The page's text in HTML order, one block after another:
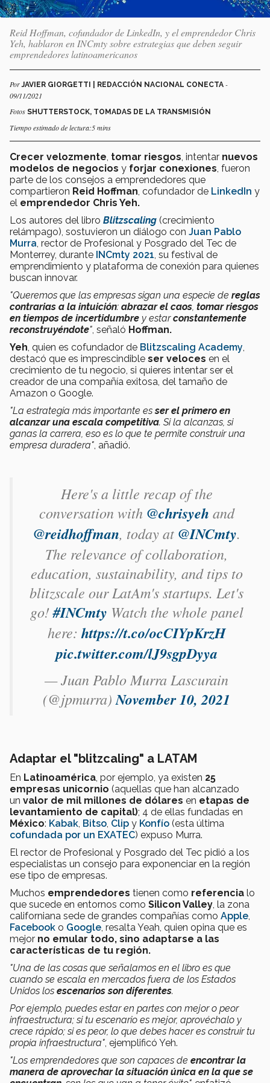
Reid Hoffman, cofundador de LinkedIn, y el emprendedor Chris
Yeh, hablaron en INCmty sobre estrategias que deben seguir
emprendedores latinoamericanos
PorJAVIER GIORGETTI | REDACCIÓN NACIONAL CONECTA -
09/11/2021
Fotos SHUTTERSTOCK, TOMADAS DE LA TRANSMISIÓN
Tiempo estimado de lectura:5 mins
Crecer velozmente tomar riesgos , intentar nuevos
modelos de negocios y forjar conexiones , fueron
parte de los consejos a emprendedores que
compartieron Reid Hoffman , cofundador de LinkedIn y
el emprendedor Chris Yeh.
Los autores del libro Blitzscaling (crecimiento
relámpago), sostuvieron un diálogo con Juan Pablo
Murra , rector de Profesional y Posgrado del Tec de
Monterrey, durante INCmty 2021 , su festival de
emprendimiento y plataforma de conexión para quienes
buscan innovar.
"Queremos que las empresas sigan una especie de reglas
contrarias a la intuición: abrazar el caos tomar riesgos
en tiempos de incertidumbre y estarconstantemente
reconstruyéndote" , señaló Hoffman.
Yeh , quien es cofundador de Blitzscaling Academy
destacó que es imprescindible ser veloces en el
crecimiento de tu negocio, si quieres intentar ser el
creador de una compañía exitosa, del tamaño de
Amazon o Google.
"L a estrategia más importante esser el primero en
alcanzar una escala competitiva. Si la alcanzas, si
ganas la carrera, eso es lo que te permite construir una
empresa duradera" , añadió.
Here's a little recap of the
conversation with @chrisyeh and
@reidhoffman, today at @INCmty.
The relevance of collaboration,
education, sustainability, and tips to
blitzscale our LatAm's startups. Let's
go!#INCmty Watch the whole panel
here: https://t.co/ocCIYpKrzH
pic.twitter.com/lJ9sgpDyya
— Juan Pablo Murra Lascurain
(@jpmurra) November 10, 2021
Adaptar el "blitzcaling" a LATAM
En Latinoamérica , por ejemplo, ya existen 25
empresas unicornio (aquellas que han alcanzado
un valor de mil millones de dólares en etapas de
levantamiento de capital); 4 de ellas fundadas en
México: Kabak Bitso Clip y Konfío (esta última
cofundada por un EXATEC) expuso Murra.
El rector de Profesional y Posgrado del Tec pidió a los
especialistas un consejo para exponenciar en la región
ese tipo de empresas.
Muchos emprendedores tienen como referencia lo
que sucede en entornos como Silicon Valley , la zona
californiana sede de grandes compañías como Apple
Facebook o Google , resalta Yeah, quien opina que es
mejor no emular todo, sino adaptarse a las
características de tu región.
"Una de las cosas que señalamos en el libro es que
cuando se escala en mercados fuera de los Estados
Unidos los escenarios son diferentes.
Por ejemplo, puedes estar en partes con mejor o peor
infraestructura; si tu escenario es mejor, aprovéchalo y
crece rápido; si es peor, lo que debes hacer es construir tu
propia infraestructura" , ejemplificó Yeh.
"Los emprendedores que son capaces de encontrar la
manera de aprovechar la situación única en la que se